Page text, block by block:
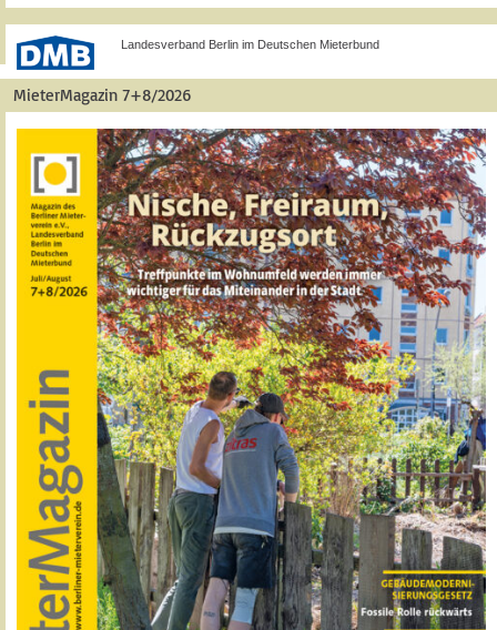
Landesverband Berlin im Deutschen Mieterbund
MieterMagazin 7+8/2026